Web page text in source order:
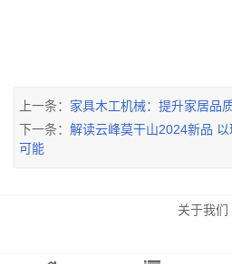
上一条： 家具木工机械：提升家居品
下一条： 解读云峰莫干山2024新品
可能
关于我们